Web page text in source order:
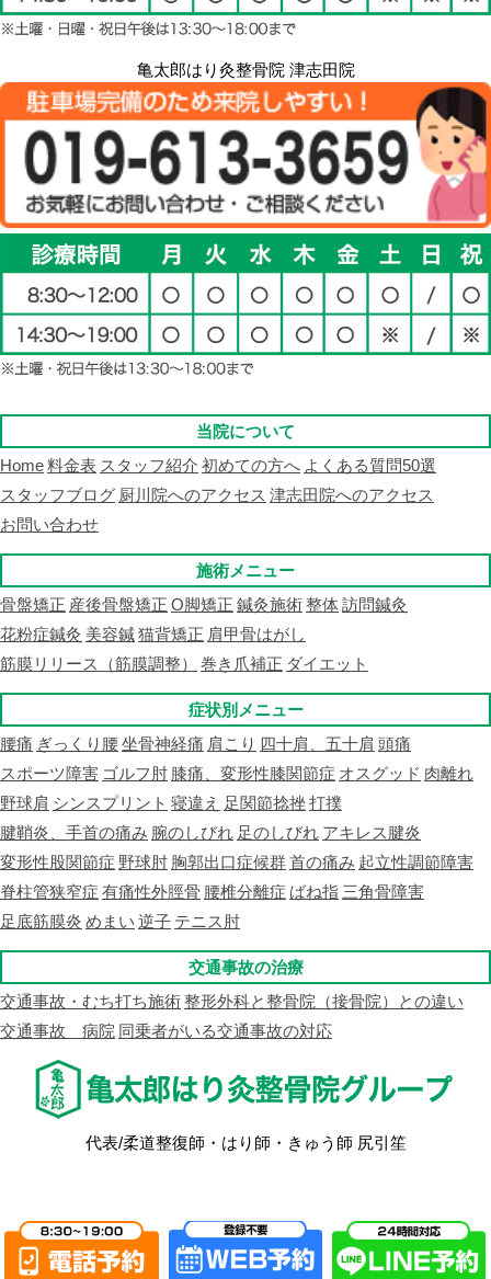
亀太郎はり灸整骨院 津志田院
当院について
Home料金表 スタッフ紹介 初めての方へ よくある質問50選
スタッフブログ 厨川院へのアクセス 津志田院へのアクセス
お問い合わせ
施術メニュー
骨盤矯正 産後骨盤矯正 O脚矯正 鍼灸施術整体訪問鍼灸
花粉症鍼灸 美容鍼猫背矯正 肩甲骨はがし
筋膜リリース（筋膜調整）
巻き爪補正 ダイエット
症状別メニュー
腰痛 ぎっくり腰坐骨神経痛 肩こり 四十肩、五十肩 頭痛
スポーツ障害 ゴルフ肘 膝痛、変形性膝関節症 オスグッド 肉離れ
野球肩 シンスプリント 寝違え 足関節捻挫打撲
腱鞘炎、手首の痛み 腕のしびれ 足のしびれ アキレス腱炎
変形性股関節症 野球肘 胸郭出口症候群首の痛み 起立性調節障害
脊柱管狭窄症 有痛性外脛骨 腰椎分離症 ばね指 三角骨障害
足底筋膜炎 めまい 逆子 テニス肘
交通事故の治療
交通事故・むち打ち施術整形外科と整骨院（接骨院）との違い
交通事故 病院 同乗者がいる交通事故の対応
代表/柔道整復師・はり師・きゅう師 尻引笙
Copyright © 亀太郎はり灸整骨院 all rights reserved.